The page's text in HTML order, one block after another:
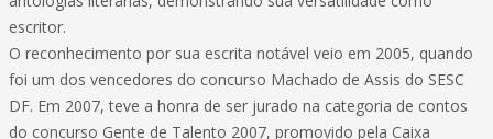
escritor.
O reconhecimento por sua escrita notável veio em 2005, quando
foi um dos vencedores do concurso Machado de Assis do SESC
DF. Em 2007, teve a honra de ser jurado na categoria de contos
do concurso Gente de Talento 2007, promovido pela Caixa